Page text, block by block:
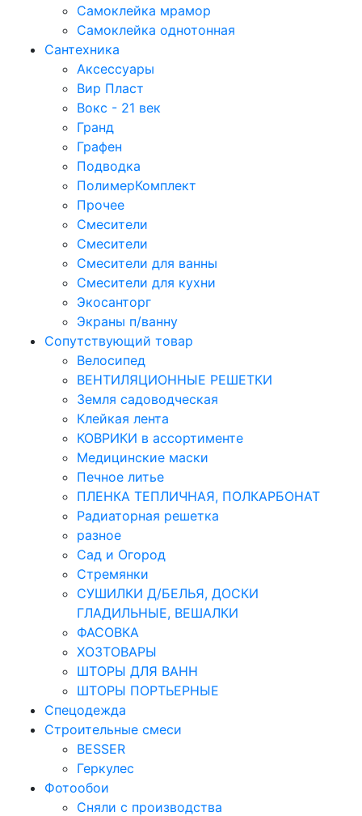
Самоклейка мрамор
Самоклейка однотонная
Сантехника
Аксессуары
Вир Пласт
Вокс - 21 век
Гранд
Графен
Подводка
ПолимерКомплект
Прочее
Смесители
Смесители
Смесители для ванны
Смесители для кухни
Экосанторг
Экраны п/ванну
Сопутствующий товар
Велосипед
ВЕНТИЛЯЦИОННЫЕ РЕШЕТКИ
Земля садоводческая
Клейкая лента
КОВРИКИ в ассортименте
Медицинские маски
Печное литье
ПЛЕНКА ТЕПЛИЧНАЯ, ПОЛКАРБОНАТ
Радиаторная решетка
разное
Сад и Огород
Стремянки
СУШИЛКИ Д/БЕЛЬЯ, ДОСКИ
ГЛАДИЛЬНЫЕ, ВЕШАЛКИ
ФАСОВКА
ХОЗТОВАРЫ
ШТОРЫ ДЛЯ ВАНН
ШТОРЫ ПОРТЬЕРНЫЕ
Спецодежда
Строительные смеси
BESSER
Геркулес
Фотообои
Сняли с производства